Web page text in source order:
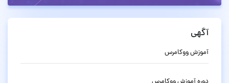
آگهی
آموزش ووکامرس